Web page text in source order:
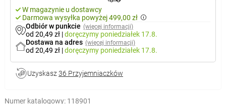
W magazynie u dostawcy
Darmowa wysyłka powyżej 499,00 zł
Odbiór w punkcie (więcej informacji)
od 20,49 zł |doręczymy poniedziałek 17.8.
Dostawa na adres (więcej informacji)
od 20,49 zł |doręczymy poniedziałek 17.8.
Uzyskasz 36 Przyjemniaczków
Numer katalogowy: 118901